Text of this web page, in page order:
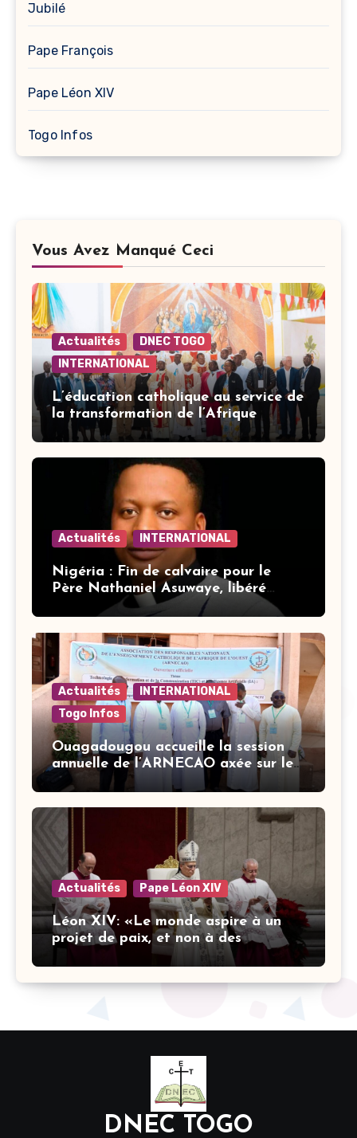
Jubilé
Pape François
Pape Léon XIV
Togo Infos
Vous Avez Manqué Ceci
Actualités
DNEC TOGO
INTERNATIONAL
L’éducation catholique au service de
la transformation de l’Afrique
Actualités INTERNATIONAL
Nigéria : Fin de calvaire pour le
Père Nathaniel Asuwaye, libéré
après trois mois de captivité
Actualités
INTERNATIONAL
Togo Infos
Ouagadougou accueille la session
annuelle de l’ARNECAO axée sur les
défis de l’intelligence artificielle
dans l’éducation catholique
Actualités Pape Léon XIV
Léon XIV: «Le monde aspire à un
projet de paix, et non à des
stratégies armées»
DNEC TOGO